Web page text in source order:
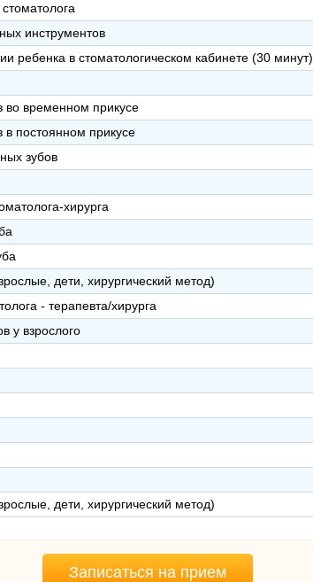
инструментов
ребенка в стоматологическом кабинете (30 минут)
во временном прикусе
в постоянном прикусе
зубов
хирурга
дети, хирургический метод)
- терапевта/хирурга
у взрослого
дети, хирургический метод)
Записаться на прием